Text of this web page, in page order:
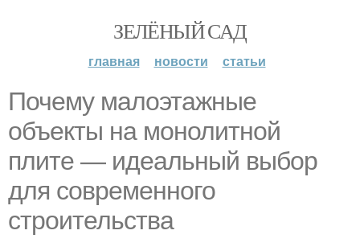
ЗЕЛЁНЫЙ САД
главная новости статьи
Почему малоэтажные
объекты на монолитной
плите — идеальный выбор
для современного
строительства